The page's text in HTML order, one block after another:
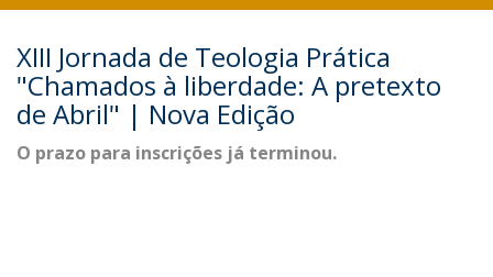
XIII Jornada de Teologia Prática
"Chamados à liberdade: A pretexto
de Abril" | Nova Edição
O prazo para inscrições já terminou.